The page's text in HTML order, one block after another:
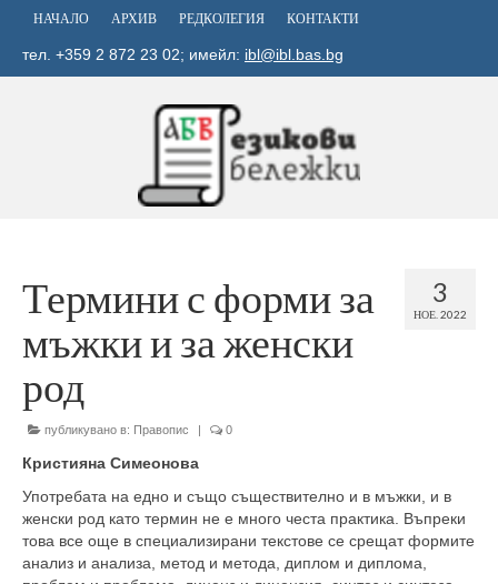
НАЧАЛО АРХИВ РЕДКОЛЕГИЯ КОНТАКТИ
тел. +359 2 872 23 02; имейл: ibl@ibl.bas.bg
3
НОЕ. 2022
Термини с форми за
мъжки и за женски
род
публикувано в: Правопис | 0
Кристияна Симеонова
Употребата на едно и също съществително и в мъжки, и в
женски род като термин не е много честа практика. Въпреки
това все още в специализирани текстове се срещат формите
анализ и анализа, метод и метода, диплом и диплома,